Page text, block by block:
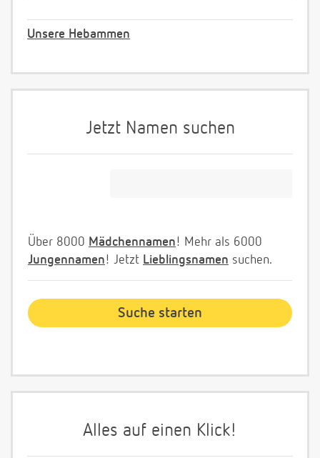
Unsere Hebammen
Jetzt Namen suchen
Über 8000 Mädchennamen! Mehr als 6000
Jungennamen! Jetzt Lieblingsnamen suchen.
Alles auf einen Klick!